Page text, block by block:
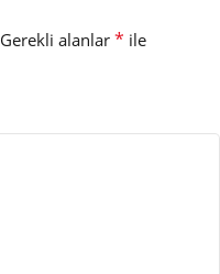
Gerekli alanlar * ile